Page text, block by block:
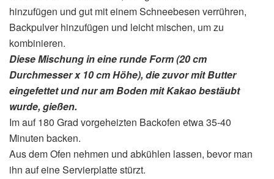
hinzufügen und gut mit einem Schneebesen verrühren,
Backpulver hinzufügen und leicht mischen, um zu
kombinieren.
Diese Mischung in eine runde Form (20 cm
Durchmesser x 10 cm Höhe), die zuvor mit Butter
eingefettet und nur am Boden mit Kakao bestäubt
wurde, gießen.
Im auf 180 Grad vorgeheizten Backofen etwa 35-40
Minuten backen.
Aus dem Ofen nehmen und abkühlen lassen, bevor man
ihn auf eine Servierplatte stürzt.